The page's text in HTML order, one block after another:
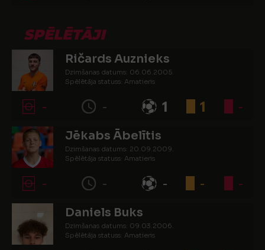
SPĒLĒTĀJI
Ričards Auznieks
Dzimšanas datums: 06.06.2005.
Spēlētāja statuss: Amatieris
- - 1 1 -
Jēkabs Ābelītis
Dzimšanas datums: 20.09.2009.
Spēlētāja statuss: Amatieris
- - - - -
Daniels Buks
Dzimšanas datums: 09.03.2006.
Spēlētāja statuss: Amatieris